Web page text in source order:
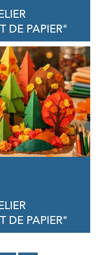
DE PAPIER"
DE PAPIER"